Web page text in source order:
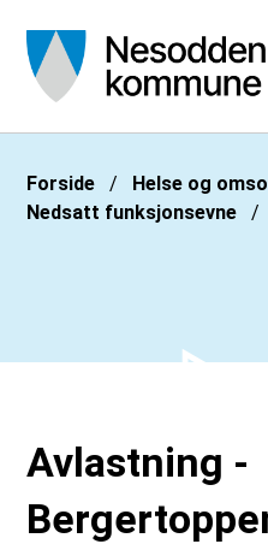
Du er her:
Forside
Helse og
Nedsatt funksjonsevne
Avlastning -